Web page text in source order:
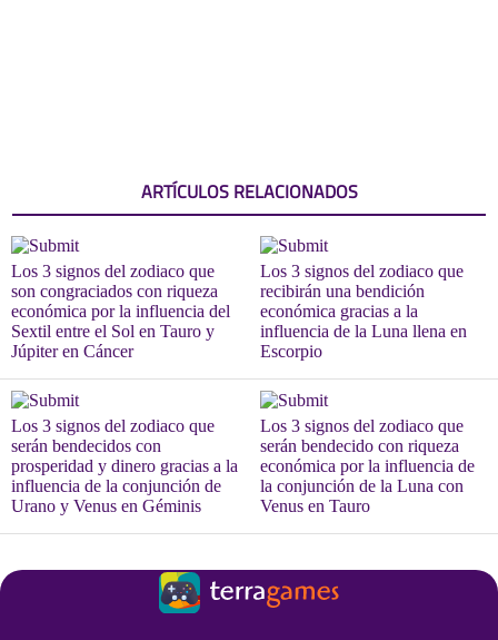
ARTÍCULOS RELACIONADOS
Los 3 signos del zodiaco que
son congraciados con riqueza
económica por la influencia del
Sextil entre el Sol en Tauro y
Júpiter en Cáncer
Los 3 signos del zodiaco que
recibirán una bendición
económica gracias a la
influencia de la Luna llena en
Escorpio
Los 3 signos del zodiaco que
serán bendecidos con
prosperidad y dinero gracias a la
influencia de la conjunción de
Urano y Venus en Géminis
Los 3 signos del zodiaco que
serán bendecido con riqueza
económica por la influencia de
la conjunción de la Luna con
Venus en Tauro